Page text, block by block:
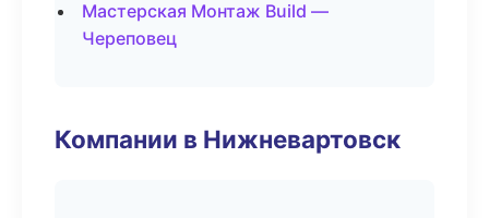
Мастерская Монтаж Build —
Череповец
Компании в Нижневартовск